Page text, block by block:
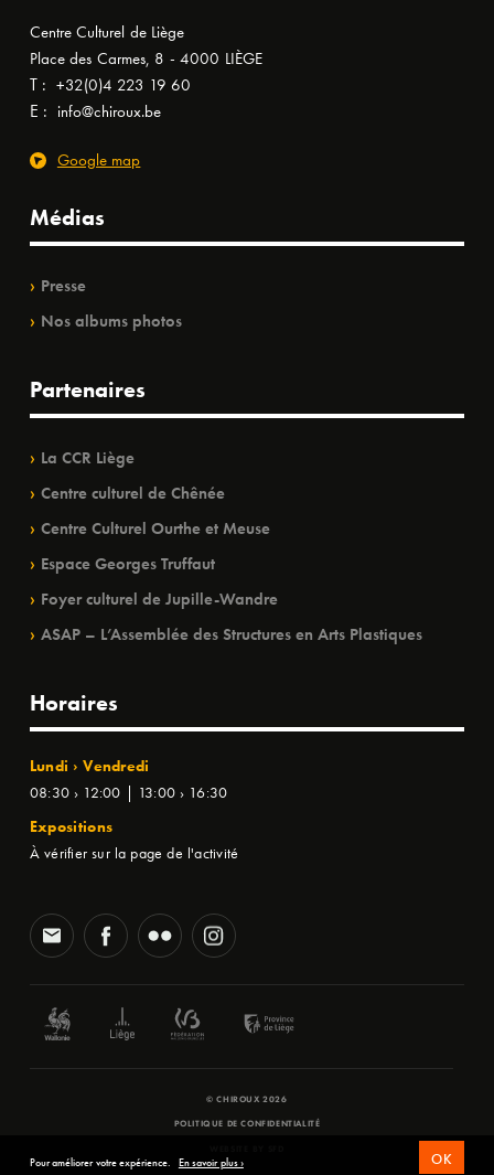
Centre Culturel de Liège
Place des Carmes, 8 - 4000 LIÈGE
T : +32(0)4 223 19 60
E : info@chiroux.be
Google map
Médias
Presse
Nos albums photos
Partenaires
La CCR Liège
Centre culturel de Chênée
Centre Culturel Ourthe et Meuse
Espace Georges Truffaut
Foyer culturel de Jupille-Wandre
ASAP – L’Assemblée des Structures en Arts Plastiques
Horaires
Lundi › Vendredi
08:30 › 12:00 | 13:00 › 16:30
Expositions
À vérifier sur la page de l'activité
© CHIROUX 2026
POLITIQUE DE CONFIDENTIALITÉ
Pour améliorer votre expérience. En savoir plus › OK